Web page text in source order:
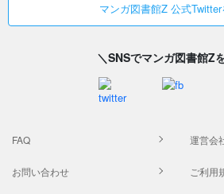
マンガ図書館Z 公式
＼SNSでマンガ図書館Z
FAQ 運営会
お問い合わせ ご利用